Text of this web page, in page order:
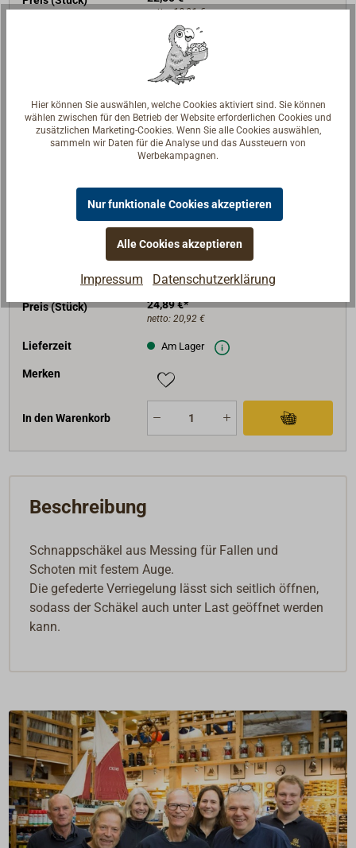
netto:18,91 €
Am Lager
In den Warenkorb
1535-100
100
18
2000
Preis (Stück)
24,89 €*
netto: 20,92 €
Lieferzeit Am Lager
Merken
In den Warenkorb
Beschreibung
Schnappschäkel aus Messing für Fallen und
Schoten mit festem Auge.
Die gefederte Verriegelung lässt sich seitlich öffnen,
sodass der Schäkel auch unter Last geöffnet werden
kann.
Hier können Sie auswählen, welche Cookies aktiviert sind. Sie können
wählen zwischen für den Betrieb der Website erforderlichen Cookies und
zusätzlichen Marketing-Cookies. Wenn Sie alle Cookies auswählen,
sammeln wir Daten für die Analyse und das Aussteuern von
Werbekampagnen.
Nur funktionale Cookies akzeptieren
Alle Cookies akzeptieren
Impressum Datenschutzerklärung